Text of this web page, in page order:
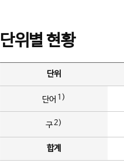
단위별 현황
단위
단어 1)
구2)
합계